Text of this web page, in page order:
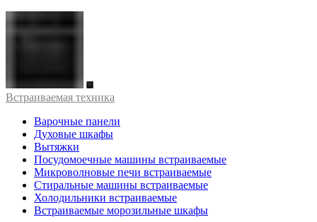
Встраиваемая техника
Варочные панели
Духовые шкафы
Вытяжки
Посудомоечные машины встраиваемые
Микроволновые печи встраиваемые
Стиральные машины встраиваемые
Холодильники встраиваемые
Встраиваемые морозильные шкафы